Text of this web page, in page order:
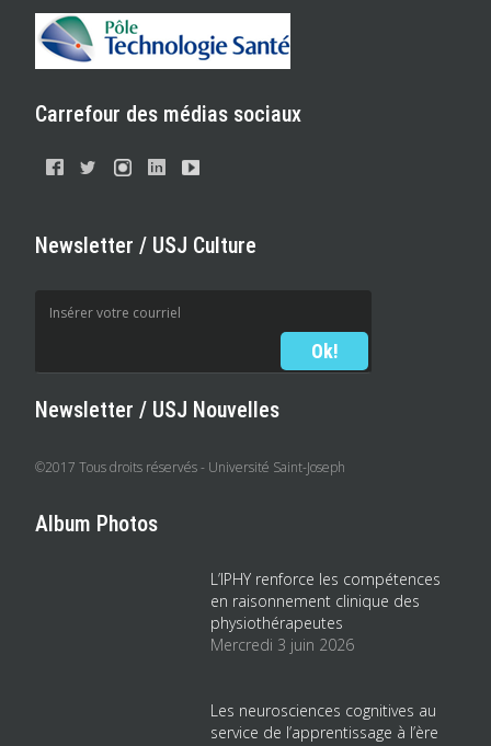
Carrefour des médias sociaux
Newsletter / USJ Culture
Newsletter / USJ Nouvelles
©2017 Tous droits réservés - Université Saint-Joseph
Album Photos
L’IPHY renforce les compétences
en raisonnement clinique des
physiothérapeutes
Mercredi 3 juin 2026
Les neurosciences cognitives au
service de l’apprentissage à l’ère